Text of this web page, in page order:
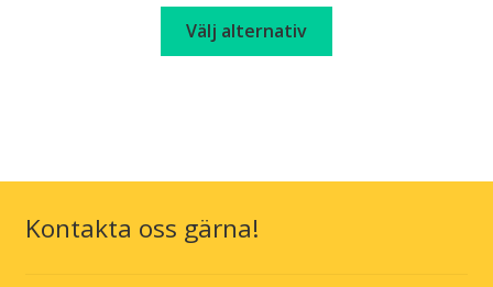
Välj alternativ
De
Kontakta oss gärna!